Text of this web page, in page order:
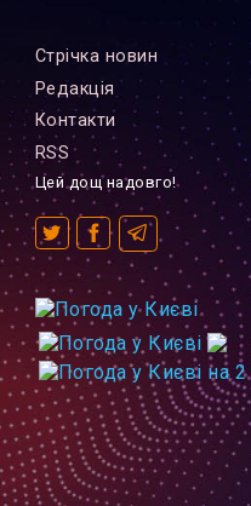
Стрiчка новин
Редакцiя
Контакти
RSS
Цей дощ надовго!